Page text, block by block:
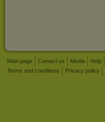
Main page Contact us Media Help
Terms and conditions
Privacy policy